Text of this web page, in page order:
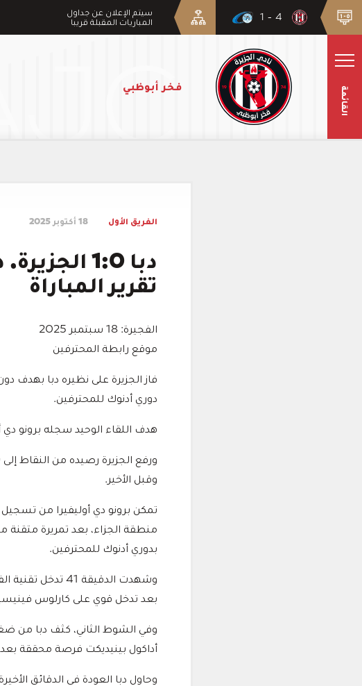
4 - 1
سيتم الإعلان عن جداول
المباريات المقبلة قريبا
فخر أبوظبي القائمة
الفريق الأول 18 أكتوبر 2025
دبا 1:0
تقرير المباراة
الفجيرة: 18 سبتمبر 2025
موقع رابطة المحترفين
فاز الجزيرة على نظيره دبا بهدف
دوري أدنوك للمحترفين.
هدف اللقاء الوحيد سجله برونو دي أوليفيرا،
وقبل الأخير.
بدوري أدنوك للمحترفين.
وشهدت الدقيقة
بعد تدخل قوي على كارلوس
أداكول بينيديكت فرصة محققة
وحاول دبا العودة في الدقائق